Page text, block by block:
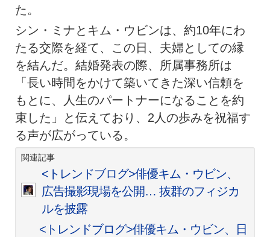
た。
シン・ミナとキム・ウビンは、約10年にわ
たる交際を経て、この日、夫婦としての縁
を結んだ。結婚発表の際、所属事務所は
「長い時間をかけて築いてきた深い信頼を
もとに、人生のパートナーになることを約
束した」と伝えており、2人の歩みを祝福す
る声が広がっている。
関連記事
<トレンドブログ>俳優キム・ウビン、
広告撮影現場を公開… 抜群のフィジカ
ルを披露
<トレンドブログ>俳優キム・ウビン、日